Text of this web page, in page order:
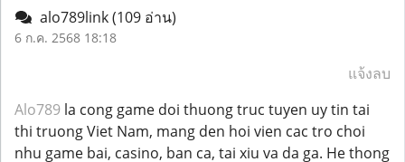
alo789link(109 อ่าน)
6 ก.ค. 2568 18:18
แจ้งลบ
Alo789 la cong game doi thuong truc tuyen uy tin tai
thi truong Viet Nam, mang den hoi vien cac tro choi
nhu game bai, casino, ban ca, tai xiu va da ga. He thong